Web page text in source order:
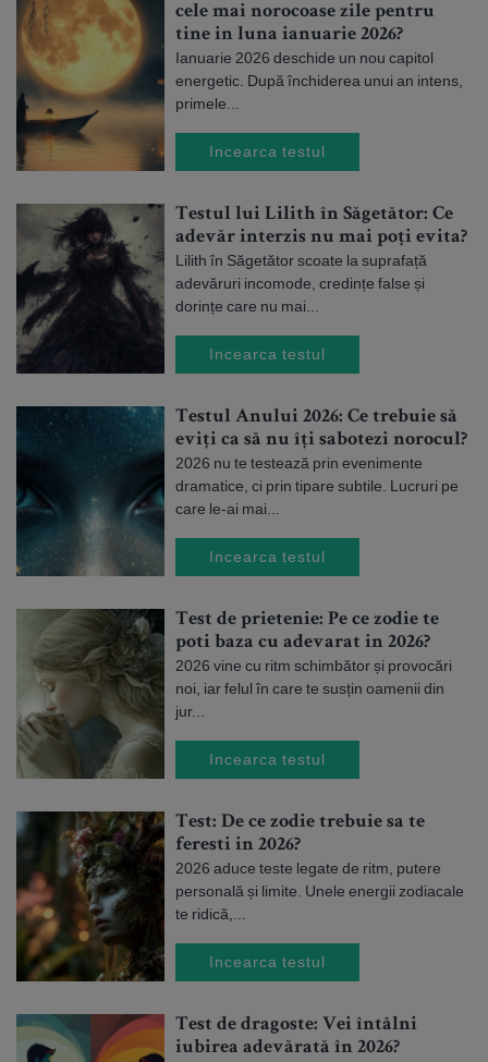
cele mai norocoase zile pentru
tine in luna ianuarie 2026?
Ianuarie 2026 deschide un nou capitol
energetic. După închiderea unui an intens,
primele...
Incearca testul
Testul lui Lilith în Săgetător: Ce
adevăr interzis nu mai poți evita?
Lilith în Săgetător scoate la suprafață
adevăruri incomode, credințe false și
dorințe care nu mai...
Incearca testul
Testul Anului 2026: Ce trebuie să
eviți ca să nu îți sabotezi norocul?
2026 nu te testează prin evenimente
dramatice, ci prin tipare subtile. Lucruri pe
care le-ai mai...
Incearca testul
Test de prietenie: Pe ce zodie te
poti baza cu adevarat in 2026?
2026 vine cu ritm schimbător și provocări
noi, iar felul în care te susțin oamenii din
jur...
Incearca testul
Test: De ce zodie trebuie sa te
feresti in 2026?
2026 aduce teste legate de ritm, putere
personală și limite. Unele energii zodiacale
te ridică,...
Incearca testul
Test de dragoste: Vei întâlni
iubirea adevărată în 2026?